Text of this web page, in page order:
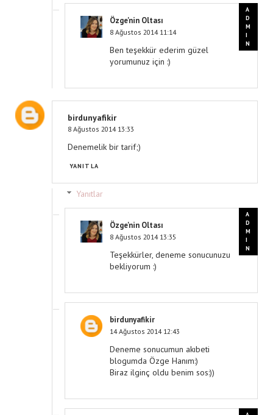
Özge'nin Oltası
8 Ağustos 2014 11:14
Ben teşekkür ederim güzel
yorumunuz için :)
birdunyafikir
8 Ağustos 2014 13:33
Denemelik bir tarif;)
YANITLA
Yanıtlar
Özge'nin Oltası
8 Ağustos 2014 13:35
Teşekkürler, deneme sonucunuzu
bekliyorum :)
birdunyafikir
14 Ağustos 2014 12:43
Deneme sonucumun akıbeti
blogumda Özge Hanım:)
Biraz ilginç oldu benim sos:))